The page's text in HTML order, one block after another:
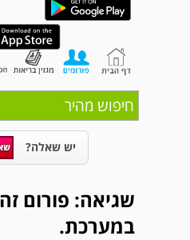
חיפוש מהיר
יש שאלה?
שגיאה: פורום זה
במערכת.